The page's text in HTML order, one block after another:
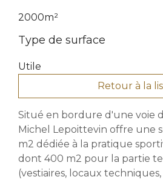
2000m²
Type de surface
Utile
Retour à la
Situé en bordure d'une voie
Michel Lepoittevin offre une
m2 dédiée à la pratique
dont 400 m2 pour la partie
(vestiaires, locaux techniques,